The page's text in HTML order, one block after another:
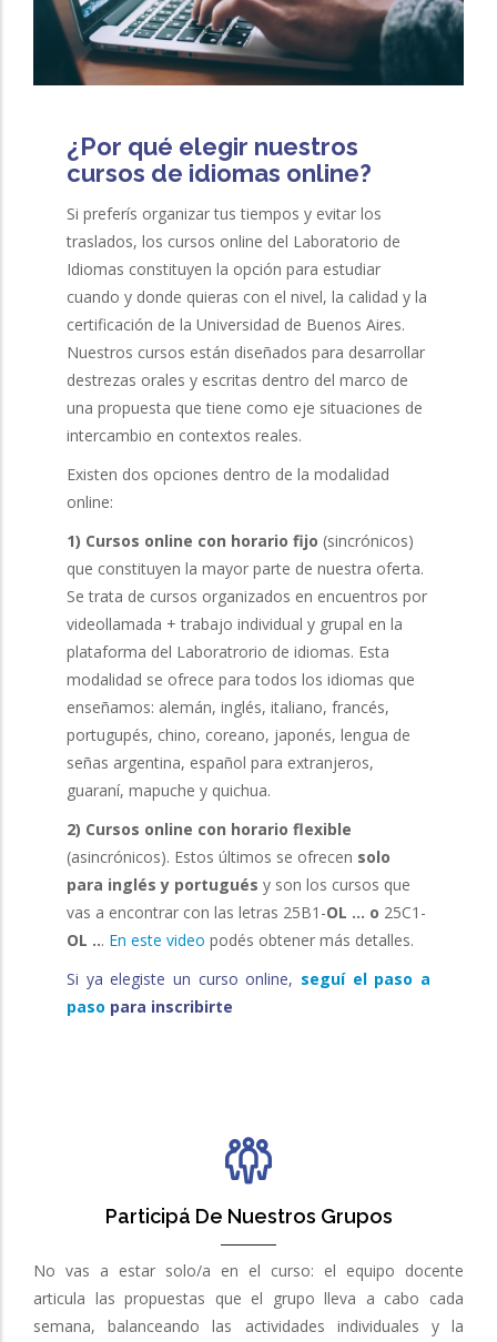
¿Por qué elegir nuestros
cursos de idiomas online?
Si preferís organizar tus tiempos y evitar los
traslados, los cursos online del Laboratorio de
Idiomas constituyen la opción para estudiar
cuando y donde quieras con el nivel, la calidad y la
certificación de la Universidad de Buenos Aires.
Nuestros cursos están diseñados para desarrollar
destrezas orales y escritas dentro del marco de
una propuesta que tiene como eje situaciones de
intercambio en contextos reales.
Existen dos opciones dentro de la modalidad
online:
1) Cursos online con horario fijo (sincrónicos)
que constituyen la mayor parte de nuestra oferta.
Se trata de cursos organizados en encuentros por
videollamada + trabajo individual y grupal en la
plataforma del Laboratrorio de idiomas. Esta
modalidad se ofrece para todos los idiomas que
enseñamos: alemán, inglés, italiano, francés,
portugupés, chino, coreano, japonés, lengua de
señas argentina, español para extranjeros,
guaraní, mapuche y quichua.
2) Cursos online con horario flexible
(asincrónicos). Estos últimos se ofrecen solo
para inglés y portugués y son los cursos que
vas a encontrar con las letras 25B1-OL ... o 25C1-
OL ... En este video podés obtener más detalles.
Si ya elegiste un curso online, seguí el paso a
paso para inscribirte
Participá De Nuestros Grupos
No vas a estar solo/a en el curso: el equipo docente
articula las propuestas que el grupo lleva a cabo cada
semana, balanceando las actividades individuales y la